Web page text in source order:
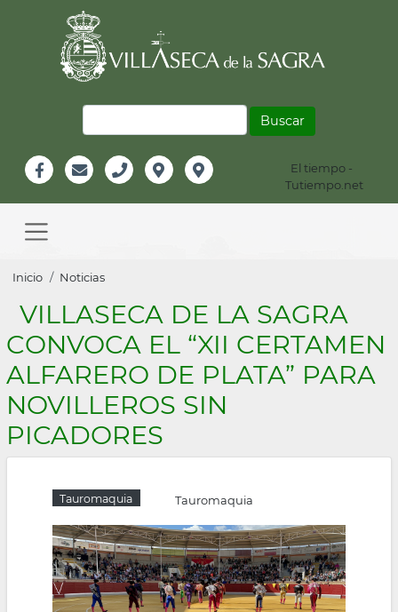
Información
Header
El tiempo -
Tutiempo.net
navigation
Sobrescribir
enlaces
de
ayuda
a
la
navegación
Inicio Noticias
VILLASECA DE LA SAGRA
CONVOCA EL “XII CERTAMEN
ALFARERO DE PLATA” PARA
NOVILLEROS SIN
PICADORES
Tauromaquia Tauromaquia